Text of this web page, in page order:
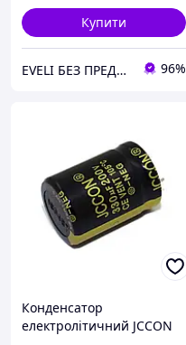
Купити
EVELI БЕЗ ПРЕДОПЛАТ 96%
Конденсатор
електролітичний JCCON